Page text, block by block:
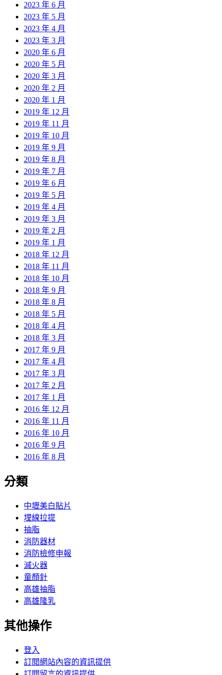
2023 年 6 月
2023 年 5 月
2023 年 4 月
2023 年 3 月
2020 年 6 月
2020 年 5 月
2020 年 3 月
2020 年 2 月
2020 年 1 月
2019 年 12 月
2019 年 11 月
2019 年 10 月
2019 年 9 月
2019 年 8 月
2019 年 7 月
2019 年 6 月
2019 年 5 月
2019 年 4 月
2019 年 3 月
2019 年 2 月
2019 年 1 月
2018 年 12 月
2018 年 11 月
2018 年 10 月
2018 年 9 月
2018 年 8 月
2018 年 5 月
2018 年 4 月
2018 年 3 月
2017 年 9 月
2017 年 4 月
2017 年 3 月
2017 年 2 月
2017 年 1 月
2016 年 12 月
2016 年 11 月
2016 年 10 月
2016 年 9 月
2016 年 8 月
分類
中壢美白貼片
埋線拉提
抽脂
消防器材
消防檢修申報
滅火器
童顏針
高雄抽脂
高雄隆乳
其他操作
登入
訂閱網站內容的資訊提供